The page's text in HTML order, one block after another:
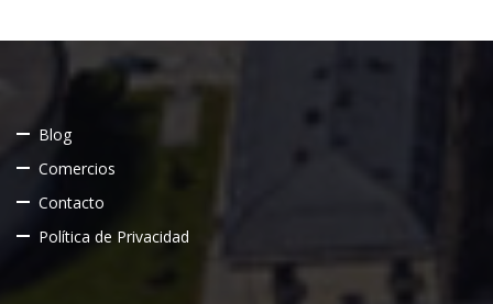
Blog
Comercios
Contacto
Política de Privacidad